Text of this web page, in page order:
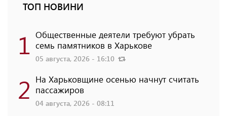
ТОП НОВИНИ
1 Общественные деятели требуют убрать
семь памятников в Харькове
05 августа, 2026 - 16:10
2 На Харьковщине осенью начнут считать
пассажиров
04 августа, 2026 - 08:11